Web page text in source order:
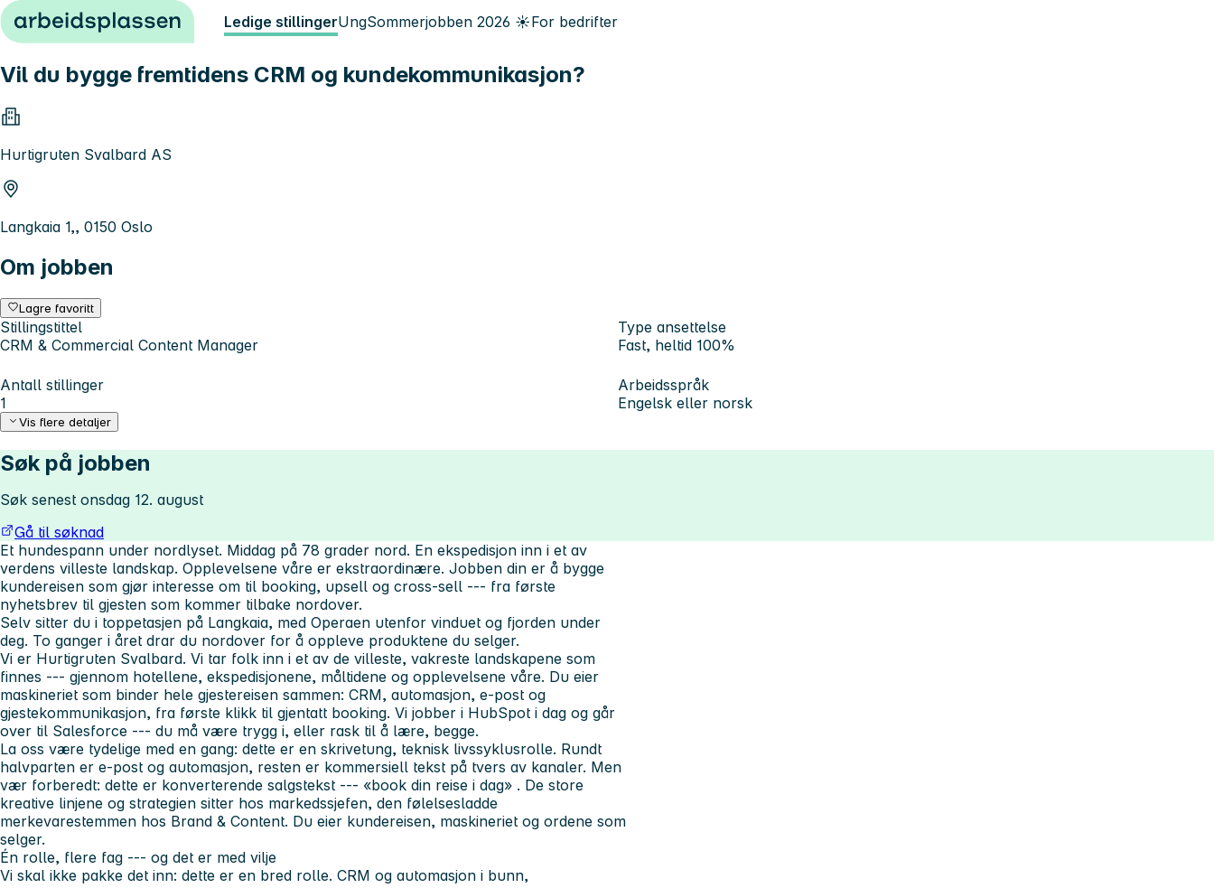
Hopp til innhold Ledige stillingerUngSommerjobben 2026 ☀️For bedrifter
Vil du bygge fremtidens CRM og kundekommunikasjon?
Hurtigruten Svalbard AS
Langkaia 1,, 0150 Oslo
Om jobben
Lagre favoritt
Stillingstittel
CRM & Commercial Content Manager
Type ansettelse
Fast, heltid 100%
Antall stillinger
1
Arbeidsspråk
Engelsk eller norsk
Vis flere detaljer
Søk på jobben
Søk senest onsdag 12. august
Gå til søknad
Et hundespann under nordlyset. Middag på 78 grader nord. En ekspedisjon inn i et av
verdens villeste landskap. Opplevelsene våre er ekstraordinære. Jobben din er å bygge
kundereisen som gjør interesse om til booking, upsell og cross-sell --- fra første
nyhetsbrev til gjesten som kommer tilbake nordover.
Selv sitter du i toppetasjen på Langkaia, med Operaen utenfor vinduet og fjorden under
deg. To ganger i året drar du nordover for å oppleve produktene du selger.
Vi er Hurtigruten Svalbard. Vi tar folk inn i et av de villeste, vakreste landskapene som
finnes --- gjennom hotellene, ekspedisjonene, måltidene og opplevelsene våre. Du eier
maskineriet som binder hele gjestereisen sammen: CRM, automasjon, e-post og
gjestekommunikasjon, fra første klikk til gjentatt booking. Vi jobber i HubSpot i dag og går
over til Salesforce --- du må være trygg i, eller rask til å lære, begge.
La oss være tydelige med en gang: dette er en skrivetung, teknisk livssyklusrolle. Rundt
halvparten er e-post og automasjon, resten er kommersiell tekst på tvers av kanaler. Men
vær forberedt: dette er konverterende salgstekst --- «book din reise i dag» . De store
kreative linjene og strategien sitter hos markedssjefen, den følelsesladde
merkevarestemmen hos Brand & Content. Du eier kundereisen, maskineriet og ordene som
selger.
Én rolle, flere fag --- og det er med vilje
Vi skal ikke pakke det inn: dette er en bred rolle. CRM og automasjon i bunn,